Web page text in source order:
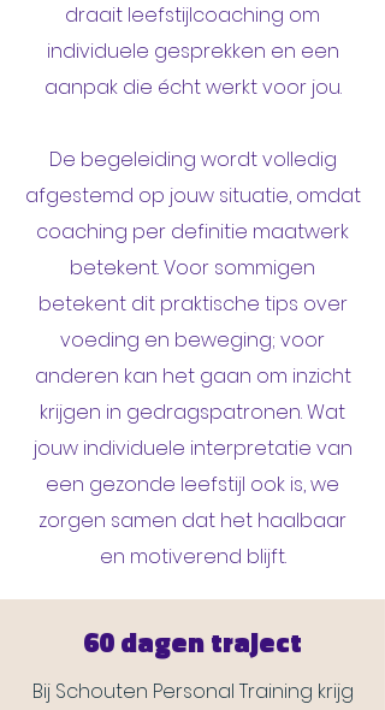
draait leefstijlcoaching om
individuele gesprekken en een
aanpak die écht werkt voor jou.
De begeleiding wordt volledig
afgestemd op jouw situatie, omdat
coaching per definitie maatwerk
betekent. Voor sommigen
betekent dit praktische tips over
voeding en beweging; voor
anderen kan het gaan om inzicht
krijgen in gedragspatronen. Wat
jouw individuele interpretatie van
een gezonde leefstijl ook is, we
zorgen samen dat het haalbaar
en motiverend blijft.
60 dagen traject
Bij Schouten Personal Training krijg